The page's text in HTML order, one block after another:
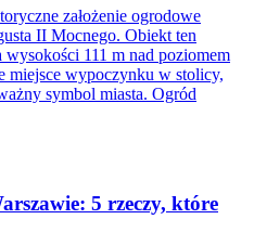
założenie ogrodowe
II Mocnego. Obiekt ten
111 m nad poziomem
miejsce wypoczynku w stolicy,
symbol miasta. Ogród
5 rzeczy, które